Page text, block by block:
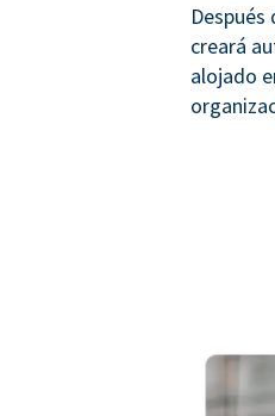
creará
alojado